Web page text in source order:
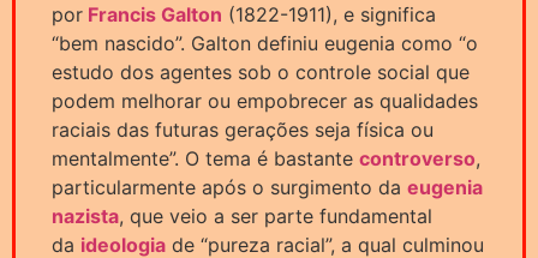
por Francis Galton (1822-1911), e significa
“bem nascido”. Galton definiu eugenia como “o
estudo dos agentes sob o controle social que
podem melhorar ou empobrecer as qualidades
raciais das futuras gerações seja física ou
mentalmente”. O tema é bastante controverso,
particularmente após o surgimento da eugenia
nazista, que veio a ser parte fundamental
da ideologia de “pureza racial”, a qual culminou